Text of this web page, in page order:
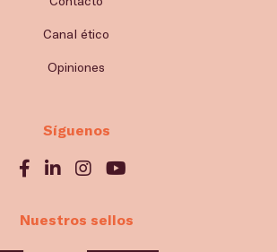
Canal ético
Opiniones
Síguenos
Nuestros sellos